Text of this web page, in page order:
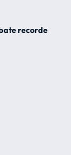
recorde